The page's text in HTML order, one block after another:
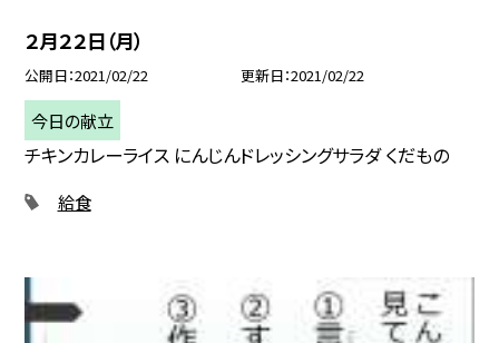
２月２２日（月）
公開日 2021/02/22 更新日 2021/02/22
今日の献立
チキンカレーライス にんじんドレッシングサラダ くだもの
給食